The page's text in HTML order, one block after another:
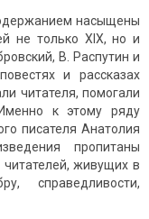
насыщены
не только XIX, но и
В. Распутин и
и рассказах
читателя, помогали
к этому ряду
писателя Анатолия
пропитаны
живущих в
справедливости,